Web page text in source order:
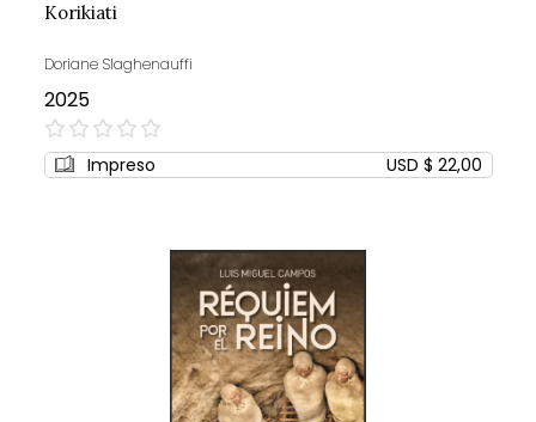
Korikiati
Doriane Slaghenauffi
2025
0%
Impreso USD $ 22,00